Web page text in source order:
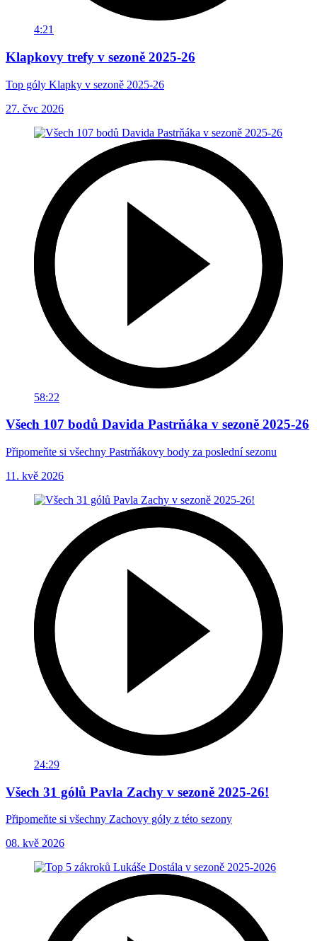
4:21
Klapkovy trefy v sezoně 2025-26
Top góly Klapky v sezoně 2025-26
27. čvc 2026
58:22
Všech 107 bodů Davida Pastrňáka v sezoně 2025-26
Připomeňte si všechny Pastrňákovy body za poslední sezonu
11. kvě 2026
24:29
Všech 31 gólů Pavla Zachy v sezoně 2025-26!
Připomeňte si všechny Zachovy góly z této sezony
08. kvě 2026